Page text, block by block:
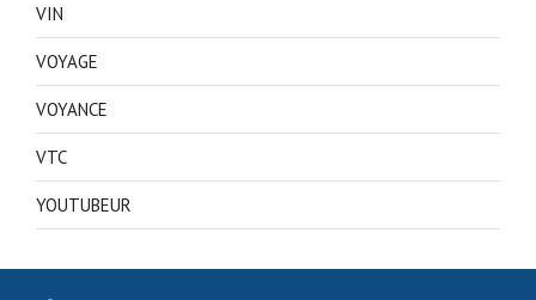
VIN
VOYAGE
VOYANCE
VTC
YOUTUBEUR